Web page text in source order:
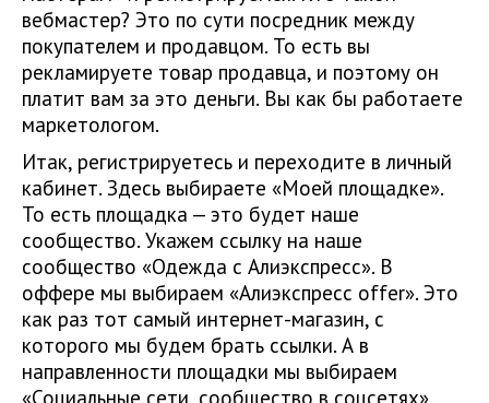
вебмастер? Это по сути посредник между
покупателем и продавцом. То есть вы
рекламируете товар продавца, и поэтому он
платит вам за это деньги. Вы как бы работаете
маркетологом.
Итак, регистрируетесь и переходите в личный
кабинет. Здесь выбираете «Моей площадке».
То есть площадка — это будет наше
сообщество. Укажем ссылку на наше
сообщество «Одежда с Алиэкспресс». В
оффере мы выбираем «Алиэкспресс offer». Это
как раз тот самый интернет-магазин, с
которого мы будем брать ссылки. А в
направленности площадки мы выбираем
«Социальные сети, сообщество в соцсетях».